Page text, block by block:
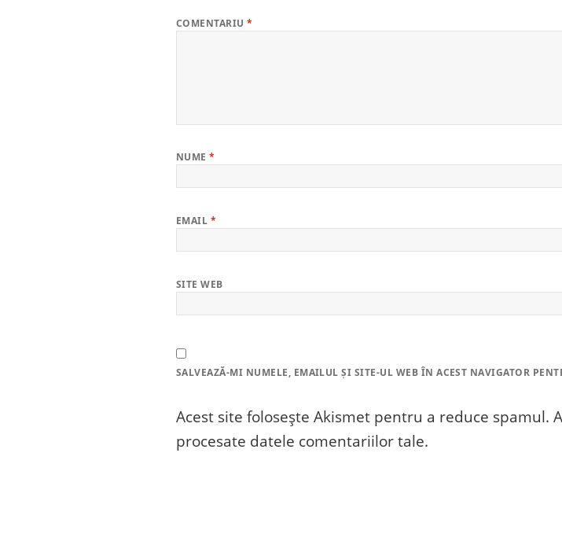
COMENTARIU*
NUME*
EMAIL *
SITE WEB
SALVEAZĂ-MI NUMELE, EMAILUL ȘI SITE-UL WEB ÎN ACEST NAVIGATOR
Acest site folosește Akismet pentru a reduce spamul.
procesate datele comentariilor tale.